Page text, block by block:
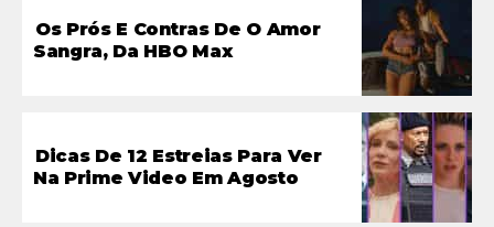
Os Prós E Contras De O Amor
Sangra, Da HBO Max
Dicas De 12 Estreias Para Ver
Na Prime Video Em Agosto